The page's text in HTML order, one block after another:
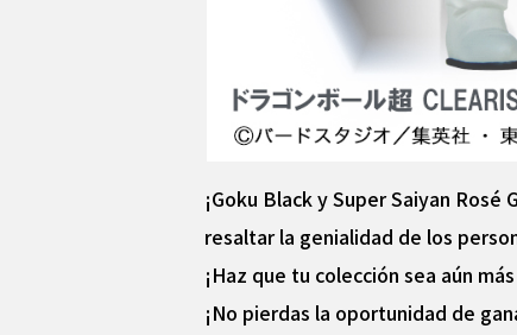
¡Goku Black y Super Saiyan
resaltar la genialidad de los
¡Haz que tu colección sea aún
¡No pierdas la oportunidad de